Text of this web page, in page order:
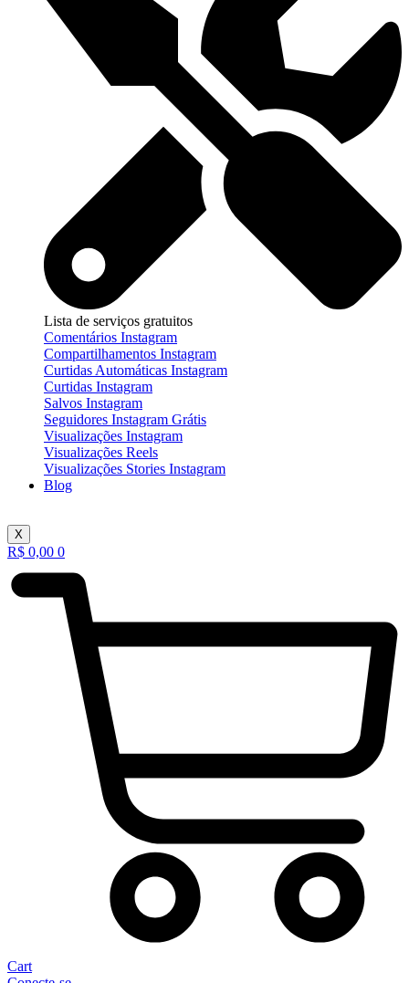
Lista de serviços gratuitos
Comentários Instagram
Compartilhamentos Instagram
Curtidas Automáticas Instagram
Curtidas Instagram
Salvos Instagram
Seguidores Instagram Grátis
Visualizações Instagram
Visualizações Reels
Visualizações Stories Instagram
Blog
X
R$ 0,00 0
Cart